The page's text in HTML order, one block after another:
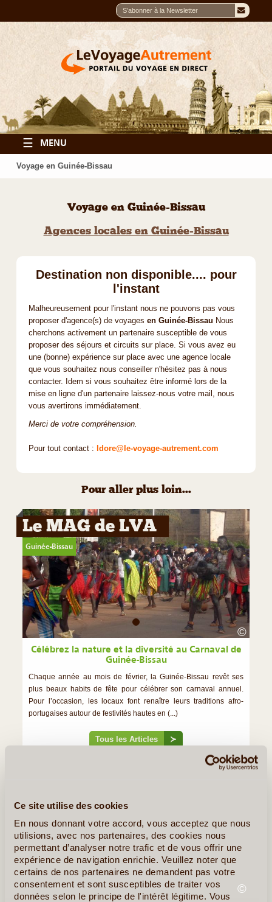
Ce site utilise des cookies
En nous donnant votre accord, vous acceptez que nous
utilisions, avec nos partenaires, des cookies nous
permettant d’analyser notre trafic et de vous offrir une
expérience de navigation enrichie. Veuillez noter que
certains de nos partenaires ne demandent pas votre
consentement et sont susceptibles de traiter vos
données selon le principe de l'intérêt légitime. Vous
☰ MENU
Voyage en Guinée-Bissau
Voyage en Guinée-Bissau
Agences locales en Guinée-Bissau
Destination non disponible.... pour
l'instant
Malheureusement pour l'instant nous ne pouvons pas vous
proposer d'agence(s) de voyages en Guinée-Bissau Nous
cherchons activement un partenaire susceptible de vous
proposer des séjours et circuits sur place. Si vous avez eu
une (bonne) expérience sur place avec une agence locale
que vous souhaitez nous conseiller n'hésitez pas à nous
contacter. Idem si vous souhaitez être informé lors de la
mise en ligne d'un partenaire laissez-nous votre mail, nous
vous avertirons immédiatement.
Merci de votre compréhension.
Pour tout contact : ldore@le-voyage-autrement.com
Pour aller plus loin...
Le MAG de LVA
Guinée-Bissau
©
Célébrez la nature et la diversité au Carnaval de
Guinée-Bissau
Chaque année au mois de février, la Guinée-Bissau revêt ses
plus beaux habits de fête pour célébrer son carnaval annuel.
Pour l’occasion, les locaux font renaître leurs traditions afro-
portugaises autour de festivités hautes en (...)
Tous les Articles ≻
Notre Guide de Voyage - Guinée-Bissau
©